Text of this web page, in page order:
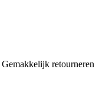
Gemakkelijk retourneren